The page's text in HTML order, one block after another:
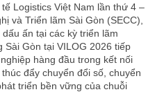
Logistics Việt Nam lần thứ 4 –
và Triển lãm Sài Gòn (SECC),
ấn tại các kỳ triển lãm
Gòn tại VILOG 2026 tiếp
hàng đầu trong kết nối
đẩy chuyển đổi số, chuyển
triển bền vững của chuỗi